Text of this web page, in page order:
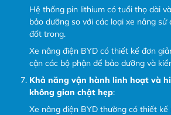
Hệ thống pin lithium có tuổi thọ dài
bảo dưỡng so với các loại xe nâng sử
đốt trong.
Xe nâng điện BYD có thiết kế đơn
cận các bộ phận để bảo dưỡng và
Khả năng vận hành linh hoạt và
không gian chật hẹp:
Xe nâng điện BYD thường có thiết kế